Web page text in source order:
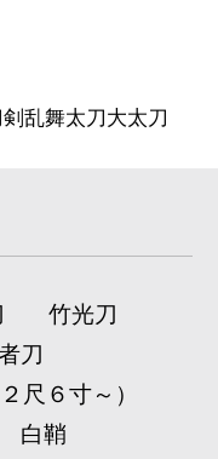
乱舞太刀大太刀
竹光刀
刀
尺６寸～）
白鞘